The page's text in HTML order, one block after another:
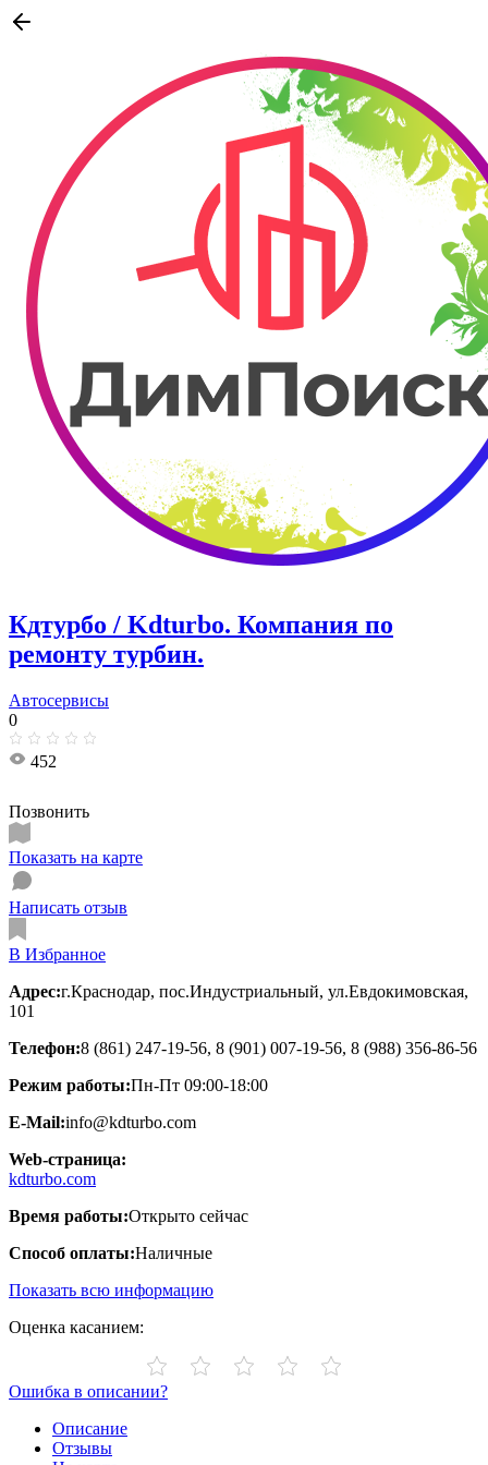
Кдтурбо / Kdturbo. Компания по
ремонту турбин.
Автосервисы
0
452
Позвонить
Показать на карте
Написать отзыв
В Избранное
Адрес:г.Краснодар, пос.Индустриальный, ул.Евдокимовская,
101
Телефон:8 (861) 247-19-56, 8 (901) 007-19-56, 8 (988) 356-86-56
Режим работы:Пн-Пт 09:00-18:00
E-Mail:info@kdturbo.com
Web-страница:
kdturbo.com
Время работы:Открыто сейчас
Способ оплаты:Наличные
Показать всю информацию
Оценка касанием:
Ошибка в описании?
Описание
Отзывы